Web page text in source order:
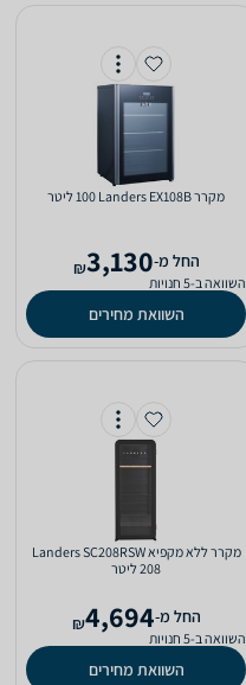
מקרר Landers EX108B ‏100 ‏ליטר
‫החל מ-3,130
₪
השוואה ב-5 חנויות
השוואת מחירים
מקרר ‏ללא מקפיא Landers SC208RSW
‫החל מ-4,694
₪
השוואה ב-5 חנויות
השוואת מחירים